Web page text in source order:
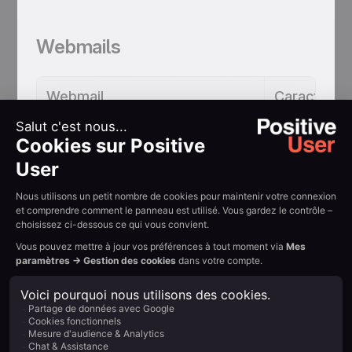
Webmails
Webmail
Gmail ~100
Outlook.com
Yahoo! Mail ~45
Applications de messagerie sur
mobile